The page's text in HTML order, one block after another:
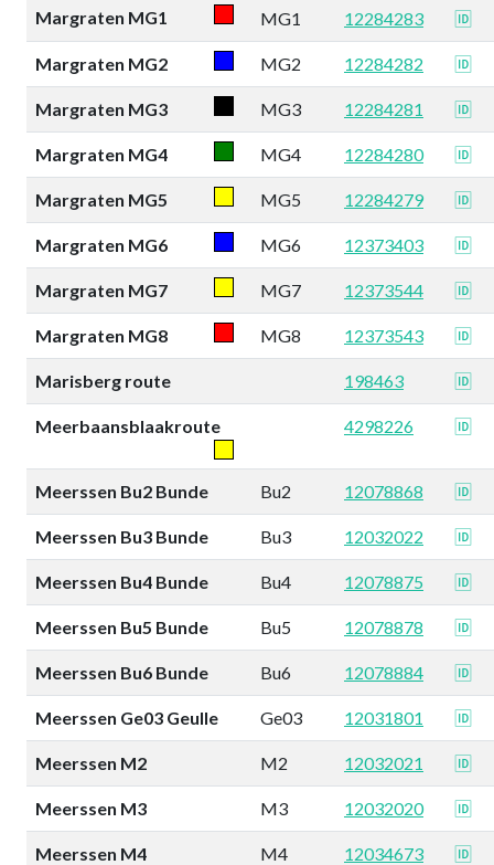
Margraten MG1 MG1 12284283 🆔
Margraten MG2 MG2 12284282 🆔
Margraten MG3 MG3 12284281 🆔
Margraten MG4 MG4 12284280 🆔
Margraten MG5 MG5 12284279 🆔
Margraten MG6 MG6 12373403 🆔
Margraten MG7 MG7 12373544 🆔
Margraten MG8 MG8 12373543 🆔
Marisberg route 198463 🆔
Meerbaansblaakroute 4298226 🆔
Meerssen Bu2 Bunde Bu2 12078868 🆔
Meerssen Bu3 Bunde Bu3 12032022 🆔
Meerssen Bu4 Bunde Bu4 12078875 🆔
Meerssen Bu5 Bunde Bu5 12078878 🆔
Meerssen Bu6 Bunde Bu6 12078884 🆔
Meerssen Ge03 Geulle Ge03 12031801 🆔
Meerssen M2 M2 12032021 🆔
Meerssen M3 M3 12032020 🆔
Meerssen M4 M4 12034673 🆔